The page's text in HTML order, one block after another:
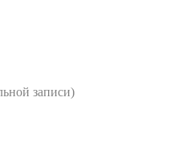
записи)